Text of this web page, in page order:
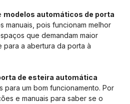
modelos automáticos de porta
manuais, pois funcionam melhor
que demandam maior
a abertura da porta à
de esteira automática
para um bom funcionamento. Por
e manuais para saber se o